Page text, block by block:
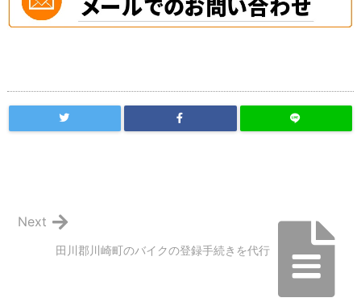
田川郡川崎町のバイクの登録手続きを代行
Next